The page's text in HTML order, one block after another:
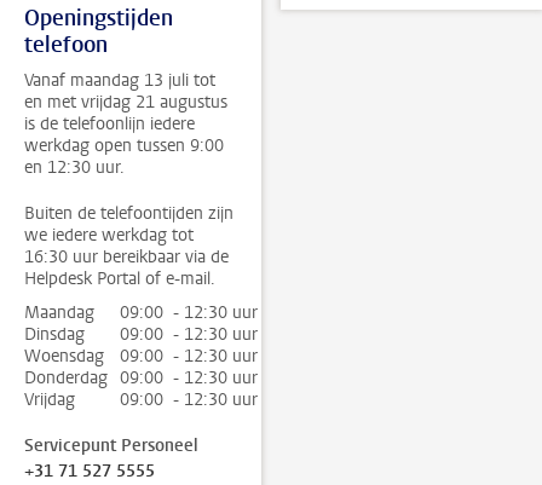
Openingstijden
telefoon
Vanaf maandag 13 juli tot
en met vrijdag 21 augustus
is de telefoonlijn iedere
werkdag open tussen 9:00
en 12:30 uur.
Buiten de telefoontijden zijn
we iedere werkdag tot
16:30 uur bereikbaar via de
Helpdesk Portal of e-mail.
Maandag
09:00 - 12:30 uur
Dinsdag
09:00 - 12:30 uur
Woensdag
09:00 - 12:30 uur
Donderdag 09:00 - 12:30 uur
Vrijdag
09:00 - 12:30 uur
Servicepunt Personeel
+31 71 527 5555